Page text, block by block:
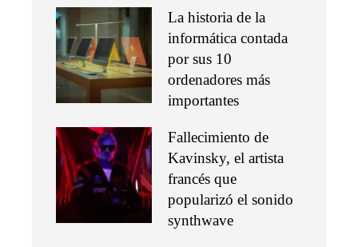
La historia de la
informática contada
por sus 10
ordenadores más
importantes
Fallecimiento de
Kavinsky, el artista
francés que
popularizó el sonido
synthwave